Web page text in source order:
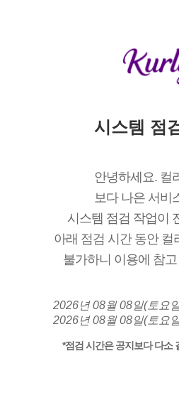
시스템 점
안녕하세요. 컬
보다 나은 서비
시스템 점검 작업이
아래 점검 시간 동안 컬
불가하니 이용에 참
2026년 08월 08일(토요
2026년 08월 08일(토요
*점검 시간은 공지보다 다소